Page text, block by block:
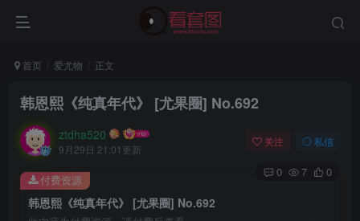
首页 爱尤物 正文
韩恩熙《纯真年代》 [尤果圈] No.692
ztdha520
9月29日 21:01更新
关注 私信
0 7 0
韩恩熙《纯真年代》 [尤果圈] No.692
付费资源